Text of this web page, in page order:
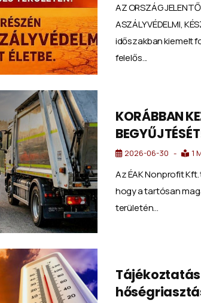
AZ ORSZÁG
ASZÁLYVÉDELMI,
időszakban kiemelt
felelős...
KORÁBBAN
2026-06-30 1
Az ÉAK Nonprofit
hogy a tartósan
területén...
Tájékoztatás